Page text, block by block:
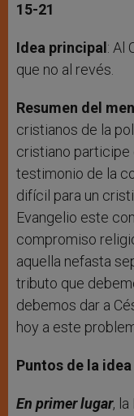
15-21
Idea principal : Al
que no al revés.
Resumen del
cristianos de la
cristiano participe
testimonio de la
difícil para un
Evangelio este
compromiso
aquella nefasta
tributo que
debemos dar a
hoy a este
Puntos de la
En primer lugar, la